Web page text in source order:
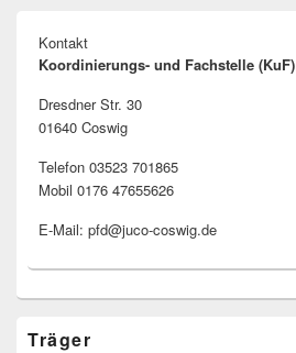
Kontakt
Koordinierungs- und Fachstelle (KuF)
Dresdner Str. 30
01640 Coswig
Telefon 03523 701865
Mobil 0176 47655626
E-Mail: pfd@juco-coswig.de
Träger